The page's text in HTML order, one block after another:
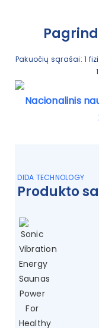
Pakuočių sąrašai: 1
Nacionalinis
DIDA TECHNOLOGY
Produkto